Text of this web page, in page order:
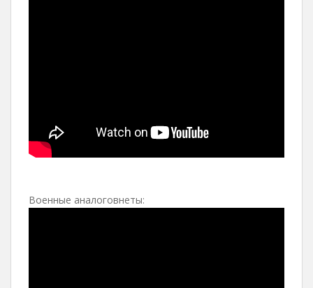
Военные аналоговнеты: